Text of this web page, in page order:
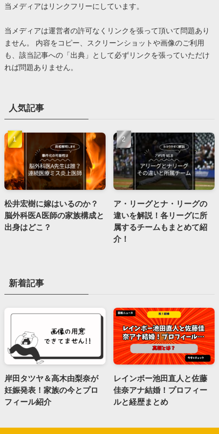
当メディアはリンクフリーにしています。
当メディアは運営者の許可なくリンクを張って頂いて問題あり
ません。 内容をコピー、スクリーンショットや画像のご利用
も、該当記事への「出典」として必ずリンクを張っていただけ
れば問題ありません。
人気記事
松井宏樹に嫁はいるのか？
脳外科医A医師の家族構成と
出身はどこ？
ア・リーグとナ・リーグの
違いを解説！各リーグに所
属するチームもまとめて紹
介！
新着記事
岸田タツヤ＆高木由梨奈が
妊娠発表！家族の今とプロ
フィール紹介
レインボー池田直人と佐藤
佳奈アナ結婚！プロフィー
ルと経歴まとめ